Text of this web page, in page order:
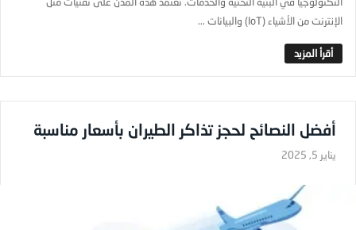
الإنترنت من الأشياء (IoT) والبيانات ...
أفضل النصائح لحجز تذاكر الطيران بأسعار مناسبة
يناير 5, 2025